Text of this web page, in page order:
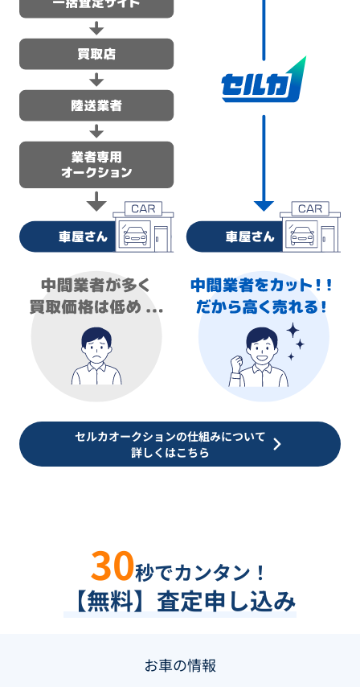
セルカオークションの仕組みについて
詳しくはこちら
30秒でカンタン！
【無料】査定申し込み
お車の情報